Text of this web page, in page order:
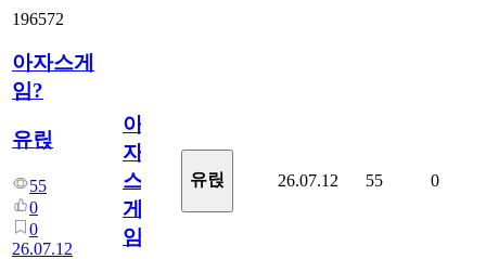
196572
아자스게
임?
유릱
55
0
0
26.07.12
아
자
스
게
임?
유릱 26.07.12 55 0